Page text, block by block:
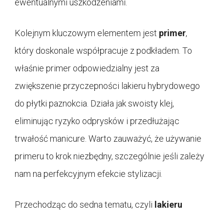
ewentualnymi uszkodzeniami.
Kolejnym kluczowym elementem jest primer,
który doskonale współpracuje z podkładem. To
właśnie primer odpowiedzialny jest za
zwiększenie przyczepności lakieru hybrydowego
do płytki paznokcia. Działa jak swoisty klej,
eliminując ryzyko odprysków i przedłużając
trwałość manicure. Warto zauważyć, że używanie
primeru to krok niezbędny, szczególnie jeśli zależy
nam na perfekcyjnym efekcie stylizacji.
Przechodząc do sedna tematu, czyli lakieru